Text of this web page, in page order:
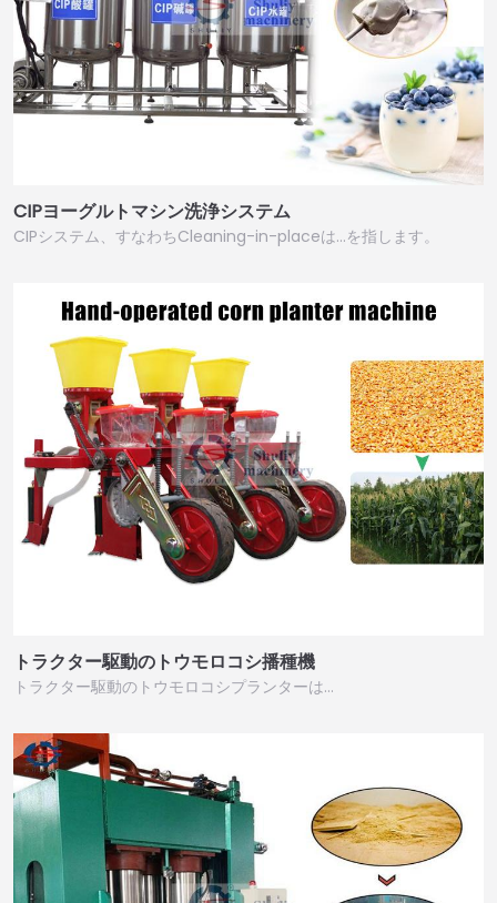
CIPヨーグルトマシン洗浄システム
CIPシステム、すなわちCleaning-in-placeは…を指します。
トラクター駆動のトウモロコシ播種機
トラクター駆動のトウモロコシプランターは…